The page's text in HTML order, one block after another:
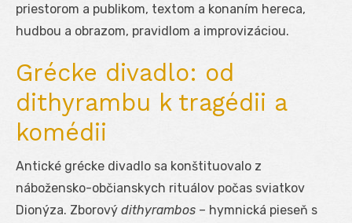
priestorom a publikom, textom a konaním hereca,
hudbou a obrazom, pravidlom a improvizáciou.
Grécke divadlo: od
dithyrambu k tragédii a
komédii
Antické grécke divadlo sa konštituovalo z
nábožensko-občianskych rituálov počas sviatkov
Dionýza. Zborový dithyrambos – hymnická pieseň s